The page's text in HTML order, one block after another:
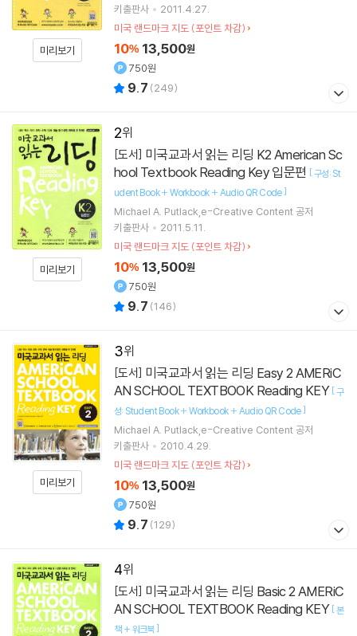
미리보기
키출판사
2011.4.27.
미국 랜드마크 지도 (포인트 차감)
10% 13,500원
750원
9.7 (249)
2
미리보기
[도서]
hool Textbook Reading Key 입문편 [구성: St
udent Book + Workbook + Audio QR Code]
Michael A. Putlack,e-Creative Content 공저
키출판사
2011.5.11.
미국 랜드마크 지도 (포인트 차감)
10% 13,500원
750원
9.7 (146)
3
미리보기
[도서]
AN SCHOOL TEXTBOOK Reading KEY [구
성: Student Book + Workbook + Audio QR Code]
Michael A. Putlack,e-Creative Content 공저
키출판사
2010.4.29.
미국 랜드마크 지도 (포인트 차감)
10% 13,500원
750원
9.7 (129)
4
[도서]
AN SCHOOL TEXTBOOK Reading KEY [본
책 + 워크북]